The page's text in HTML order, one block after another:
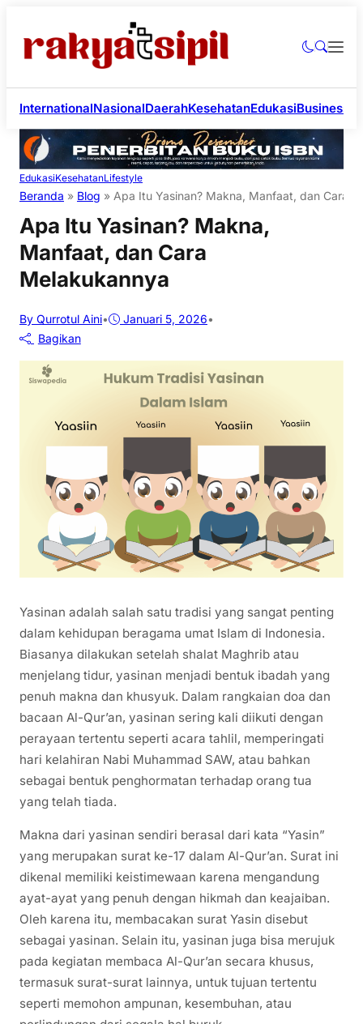
InternationalNasionalDaerahKesehatanEdukasiBusiness
EdukasiKesehatanLifestyle
Beranda » Blog » Apa Itu Yasinan? Makna, Manfaat, dan Cara
Apa Itu Yasinan? Makna,
Manfaat, dan Cara
Melakukannya
By Qurrotul Aini• Januari 5, 2026•
Bagikan
Yasinan adalah salah satu tradisi yang sangat penting
dalam kehidupan beragama umat Islam di Indonesia.
Biasanya dilakukan setelah shalat Maghrib atau
menjelang tidur, yasinan menjadi bentuk ibadah yang
penuh makna dan khusyuk. Dalam rangkaian doa dan
bacaan Al-Qur’an, yasinan sering kali diikuti dengan
perayaan tertentu seperti acara tahlil, memperingati
hari kelahiran Nabi Muhammad SAW, atau bahkan
sebagai bentuk penghormatan terhadap orang tua
yang telah tiada.
Makna dari yasinan sendiri berasal dari kata “Yasin”
yang merupakan surat ke-17 dalam Al-Qur’an. Surat ini
dikenal memiliki keistimewaan karena mengandung
ayat-ayat yang penuh dengan hikmah dan keajaiban.
Oleh karena itu, membacakan surat Yasin disebut
sebagai yasinan. Selain itu, yasinan juga bisa merujuk
pada kegiatan membaca Al-Qur’an secara khusus,
termasuk surat-surat lainnya, untuk tujuan tertentu
seperti memohon ampunan, kesembuhan, atau